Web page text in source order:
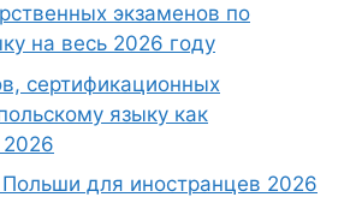
экзаменов по
на весь 2026 году
сертификационных
языку как
2026
для иностранцев 2026